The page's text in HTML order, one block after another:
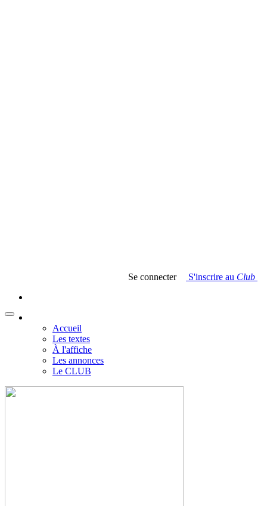
Se connecter S'inscrire au Club
Accueil
Les textes
À l'affiche
Les annonces
Le CLUB